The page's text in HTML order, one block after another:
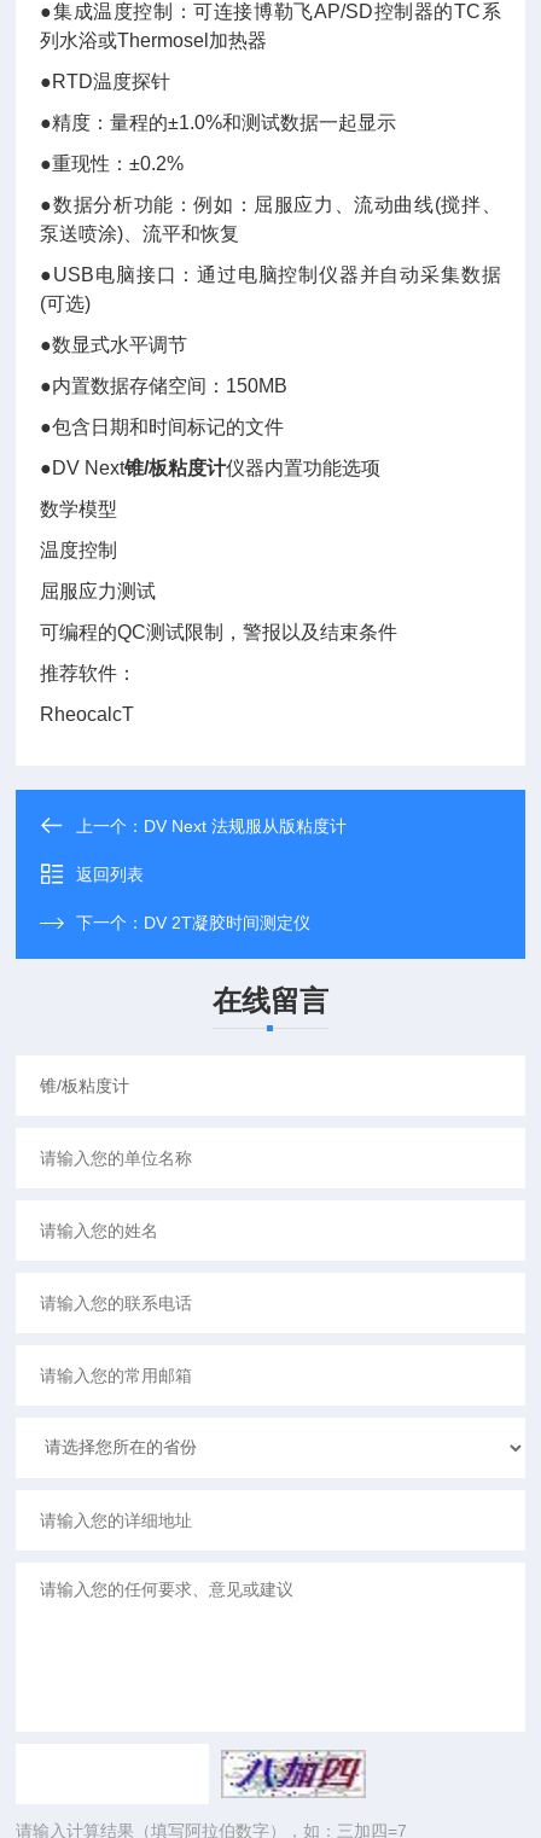
●集成温度控制：可连接博勒飞AP/SD控制器的TC系
列水浴或Thermosel加热器
●RTD温度探针
●精度：量程的±1.0%和测试数据一起显示
●重现性：±0.2%
●数据分析功能：例如：屈服应力、流动曲线(搅拌、
泵送喷涂)、流平和恢复
●USB电脑接口：通过电脑控制仪器并自动采集数据
(可选)
●数显式水平调节
●内置数据存储空间：150MB
●包含日期和时间标记的文件
●DV Next锥/板粘度计仪器内置功能选项
数学模型
温度控制
屈服应力测试
可编程的QC测试限制，警报以及结束条件
推荐软件：
RheocalcT
上一个： DV Next 法规服从版粘度计
返回列表
下一个： DV 2T凝胶时间测定仪
在线留言
请输入计算结果（填写阿拉伯数字），如：三加四=7